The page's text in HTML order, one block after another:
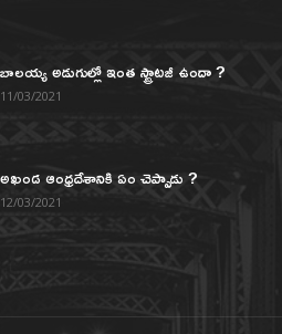
బాలయ్య అడుగుల్లో ఇంత స్ట్రాటజీ ఉందా ?
11/03/2021
అఖండ ఆంధ్రదేశానికి ఏం చెప్పాడు ?
12/03/2021